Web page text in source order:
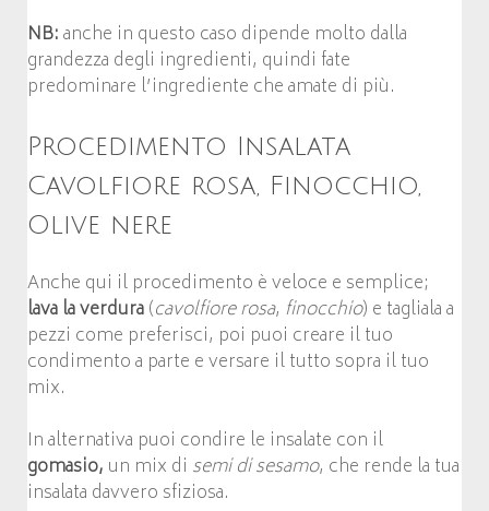
NB:anche in questo caso dipende molto dalla
grandezza degli ingredienti, quindi fate
predominare l’ingrediente che amate di più.
Procedimento Insalata
Cavolfiore rosa, Finocchio,
Olive nere
Anche qui il procedimento è veloce e semplice;
lava la verdura(cavolfiore rosa, finocchio) e tagliala a
pezzi come preferisci, poi puoi creare il tuo
condimento a parte e versare il tutto sopra il tuo
mix.
In alternativa puoi condire le insalate con il
gomasio, un mix di semi di sesamo, che rende la tua
insalata davvero sfiziosa.